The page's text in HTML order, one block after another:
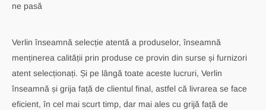
ne pasă
Verlin înseamnă selecție atentă a produselor, înseamnă
menținerea calității prin produse ce provin din surse și furnizori
atent selecționați. Și pe lângă toate aceste lucruri, Verlin
înseamnă și grija față de clientul final, astfel că livrarea se face
eficient, în cel mai scurt timp, dar mai ales cu grijă față de